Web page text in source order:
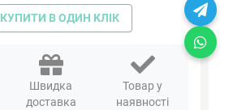
КУПИТИ В ОДИН КЛІК
Швидка
доставка
Товар у
наявності